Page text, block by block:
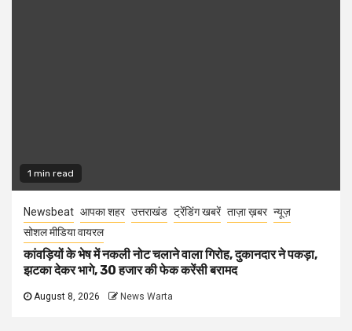
1 min read
Newsbeat आपका शहर उत्तराखंड ट्रेंडिंग खबरें ताज़ा ख़बर न्यूज़
सोशल मीडिया वायरल
कांवड़ियों के भेष में नकली नोट चलाने वाला गिरोह, दुकानदार ने पकड़ा,
झटका देकर भागे, 30 हजार की फेक करेंसी बरामद
August 8, 2026 News Warta